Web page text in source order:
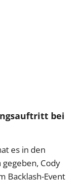
bei
es in den
Cody
Backlash-Event